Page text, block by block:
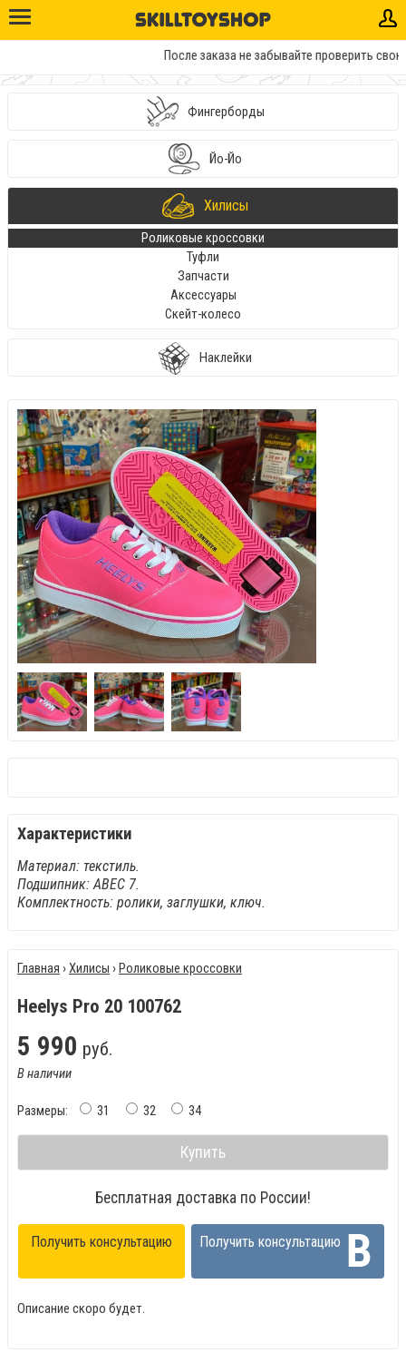
После заказа не забывайте проверить
Фингерборды
Йо-Йо
Хилисы
Роликовые кроссовки
Туфли
Запчасти
Аксессуары
Скейт-колесо
Наклейки
Характеристики
Материал: текстиль.
Подшипник: АВЕС 7.
Комплектность: ролики, заглушки, ключ.
Главная ›Хилисы ›Роликовые кроссовки
Heelys Pro 20 100762
5 990 руб.
В наличии
Размеры: 31 32 34
Купить
Бесплатная доставка по России!
Получить консультацию Получить консультацию
Описание скоро будет.